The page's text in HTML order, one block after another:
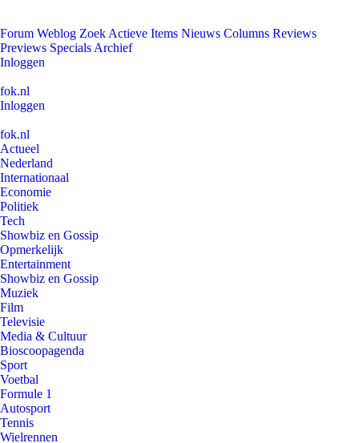
Forum Weblog Zoek Actieve Items Nieuws Columns Reviews
Previews Specials Archief
Inloggen
fok.nl
Inloggen
fok.nl
Actueel
Nederland
Internationaal
Economie
Politiek
Tech
Showbiz en Gossip
Opmerkelijk
Entertainment
Showbiz en Gossip
Muziek
Film
Televisie
Media & Cultuur
Bioscoopagenda
Sport
Voetbal
Formule 1
Autosport
Tennis
Wielrennen